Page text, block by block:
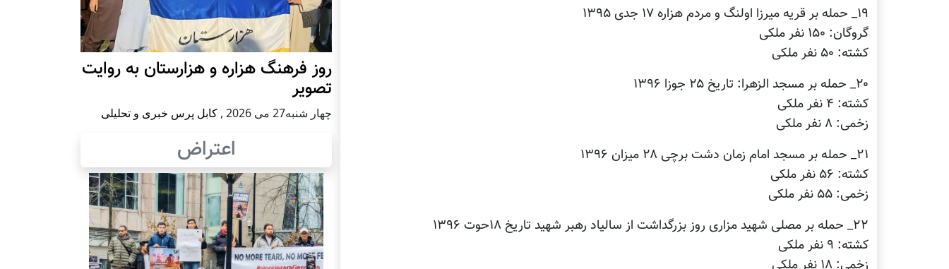
۱۹_ حمله بر قریه میرزا اولنگ و مردم هزاره ۱۷ جدی ۱۳۹۵
گروگان: ۱۵۰ نفر ملکی
کشته: ۵۰ نفر ملکی
۲۰_ حمله بر مسجد الزهرا: تاریخ ۲۵ جوزا ۱۳۹۶
کشته: ۴ نفر ملکی
زخمی: ۸ نفر ملکی
۲۱_ حمله بر مسجد امام زمان دشت برچی ۲۸ میزان ۱۳۹۶
کشته: ۵۶ نفر ملکی
زخمی: ۵۵ نفر ملکی
۲۲_ حمله بر مصلی شهید مزاری روز بزرگداشت از سالیاد رهبر شهید تاریخ ۱۸حوت ۱۳۹۶
کشته: ۹ نفر ملکی
روز فرهنگ هزاره و هزارستان به روایت
تصویر
چهار شنبه27 می 2026 , کابل پرس خبری و تحلیلی
اعتراض